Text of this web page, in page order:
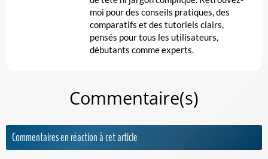
moi pour des conseils pratiques, des
comparatifs et des tutoriels clairs,
pensés pour tous les utilisateurs,
débutants comme experts.
Commentaire(s)
Commentaires en réaction à cet article